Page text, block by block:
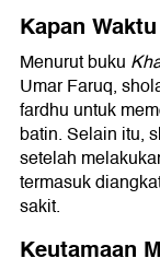
Kapan
Menurut buku
Umar Faruq,
fardhu untuk
batin. Selain itu,
setelah
termasuk
sakit.
Keutamaan